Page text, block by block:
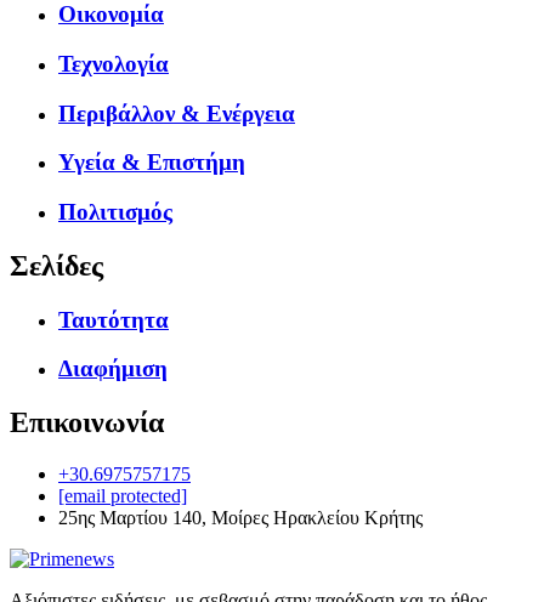
Οικονομία
Τεχνολογία
Περιβάλλον & Ενέργεια
Υγεία & Επιστήμη
Πολιτισμός
Σελίδες
Ταυτότητα
Διαφήμιση
Επικοινωνία
+30.6975757175
[email protected]
25ης Μαρτίου 140, Μοίρες Ηρακλείου Κρήτης